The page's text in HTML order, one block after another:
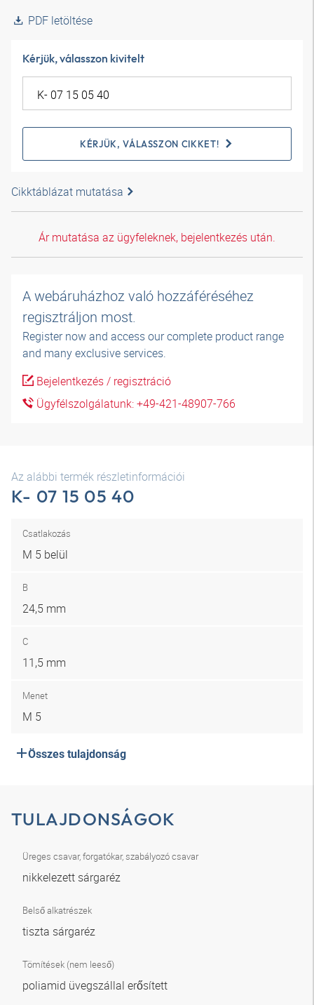
PDF letöltése
Kérjük, válasszon kivitelt
KÉRJÜK, VÁLASSZON CIKKET!
Cikktáblázat mutatása
Ár mutatása az ügyfeleknek, bejelentkezés után.
A webáruházhoz való hozzáféréséhez
regisztráljon most.
Register now and access our complete product range
and many exclusive services.
Bejelentkezés / regisztráció
Ügyfélszolgálatunk: +49-421-48907-766
Az alábbi termék részletinformációi
K- 07 15 05 40
Csatlakozás
M 5 belül
B
24,5 mm
C
11,5 mm
Menet
M 5
Összes tulajdonság
TULAJDONSÁGOK
Üreges csavar, forgatókar, szabályozó csavar
nikkelezett sárgaréz
Belső alkatrészek
tiszta sárgaréz
Tömítések (nem leeső)
poliamid üvegszállal erősített